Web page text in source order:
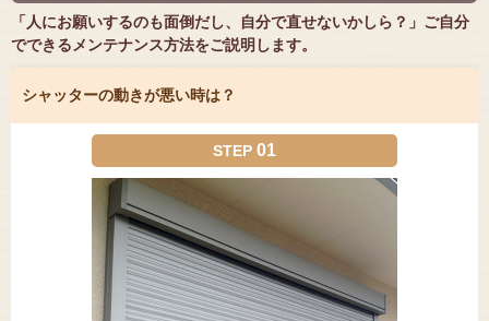
お知らせ イベント
「人にお願いするのも面倒だし、自分で直せないかしら？」ご自分
でできるメンテナンス方法をご説明します。
シャッターの動きが悪い時は？
STEP 01